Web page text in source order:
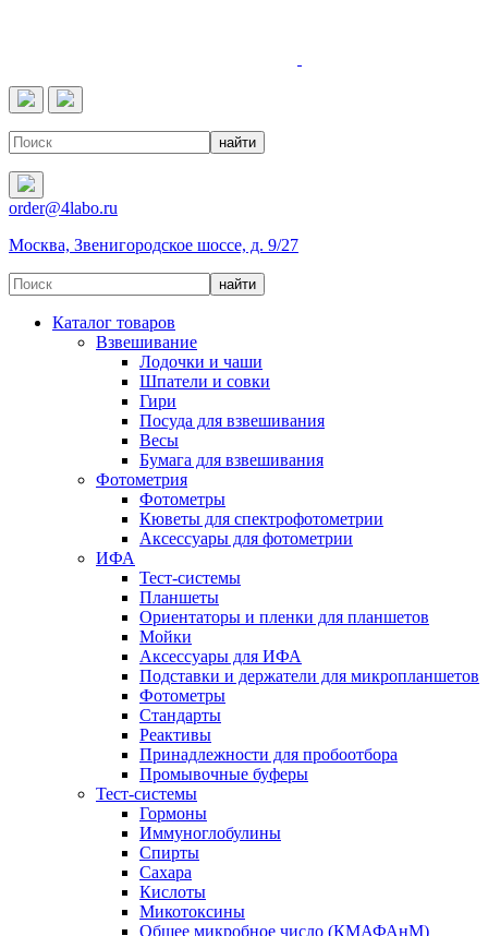
order@4labo.ru
Москва, Звенигородское шоссе, д. 9/27
Каталог товаров
Взвешивание
Лодочки и чаши
Шпатели и совки
Гири
Посуда для взвешивания
Весы
Бумага для взвешивания
Фотометрия
Фотометры
Кюветы для спектрофотометрии
Аксессуары для фотометрии
ИФА
Тест-системы
Планшеты
Ориентаторы и пленки для планшетов
Мойки
Аксессуары для ИФА
Подставки и держатели для микропланшетов
Фотометры
Стандарты
Реактивы
Принадлежности для пробоотбора
Промывочные буферы
Тест-системы
Гормоны
Иммуноглобулины
Спирты
Сахара
Кислоты
Микотоксины
Общее микробное число (КМАФАнМ)